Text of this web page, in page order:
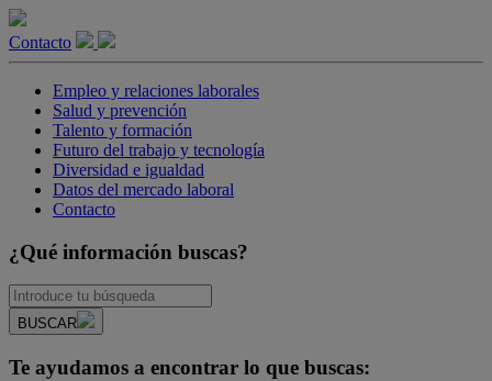
Contacto
Empleo y relaciones laborales
Salud y prevención
Talento y formación
Futuro del trabajo y tecnología
Diversidad e igualdad
Datos del mercado laboral
Contacto
¿Qué información buscas?
BUSCAR
Te ayudamos a encontrar lo que buscas: